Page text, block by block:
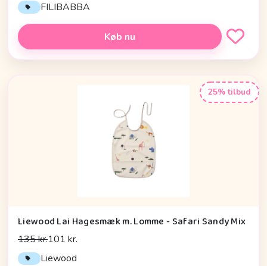
FILIBABBA
Køb nu
25% tilbud
Liewood Lai Hagesmæk m. Lomme - Safari Sandy Mix
135 kr.101 kr.
Liewood